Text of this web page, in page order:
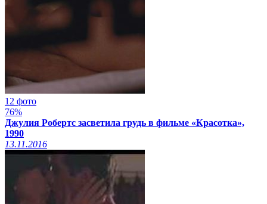
12 фото
76%
Джулия Робертс засветила грудь в фильме «Красотка»,
1990
13.11.2016